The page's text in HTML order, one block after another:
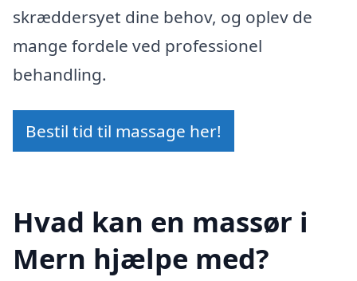
skræddersyet dine behov, og oplev de
mange fordele ved professionel
behandling.
Bestil tid til massage her!
Hvad kan en massør i
Mern hjælpe med?